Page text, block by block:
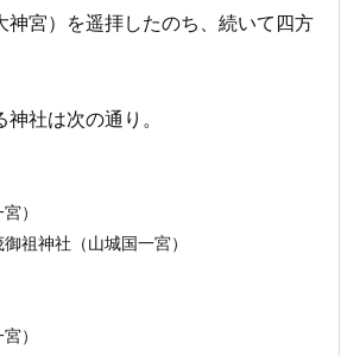
神宮）を遥拝したのち、続いて四方
社は次の通り。
）
祖神社（山城国一宮）
）